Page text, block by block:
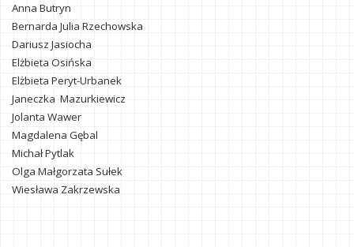
Anna Butryn
Bernarda Julia Rzechowska
Dariusz Jasiocha
Elżbieta Osińska
Elżbieta Peryt-Urbanek
Janeczka Mazurkiewicz
Jolanta Wawer
Magdalena Gębal
Michał Pytlak
Olga Małgorzata Sułek
Wiesława Zakrzewska